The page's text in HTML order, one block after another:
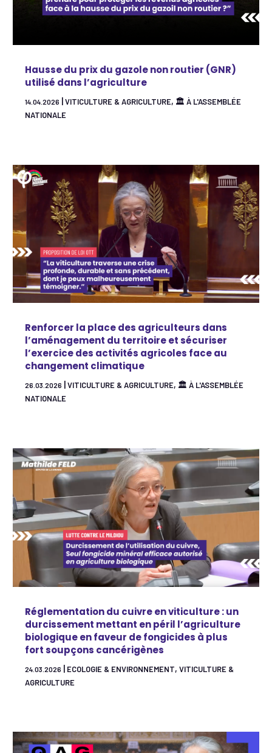
Hausse du prix du gazole non routier (GNR)
utilisé dans l’agriculture
14.04.2026 |VITICULTURE & AGRICULTURE, 🏛 À L'ASSEMBLÉE
NATIONALE
Renforcer la place des agriculteurs dans
l’aménagement du territoire et sécuriser
l’exercice des activités agricoles face au
changement climatique
26.03.2026 |VITICULTURE & AGRICULTURE, 🏛 À L'ASSEMBLÉE
NATIONALE
Réglementation du cuivre en viticulture : un
durcissement mettant en péril l’agriculture
biologique en faveur de fongicides à plus
fort soupçons cancérigènes
24.03.2026 ECOLOGIE & ENVIRONNEMENT,VITICULTURE &
AGRICULTURE